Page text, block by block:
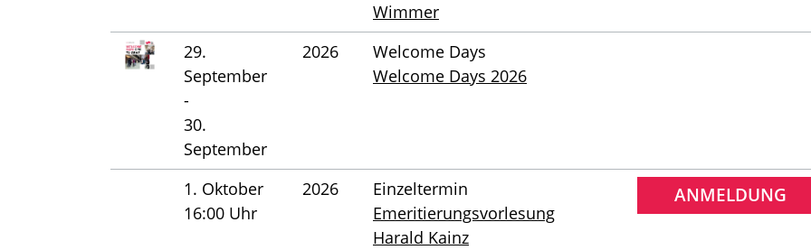
Wimmer
29.
September
-
30.
September
2026
Welcome Days
Welcome Days 2026
1. Oktober
16:00 Uhr
2026
Einzeltermin
Emeritierungsvorlesung
Harald Kainz
ANMELDUNG